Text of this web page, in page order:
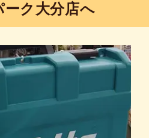
ク大分店へ